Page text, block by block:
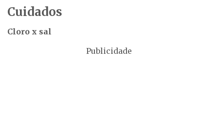
Cuidados
Cloro x sal
Publicidade